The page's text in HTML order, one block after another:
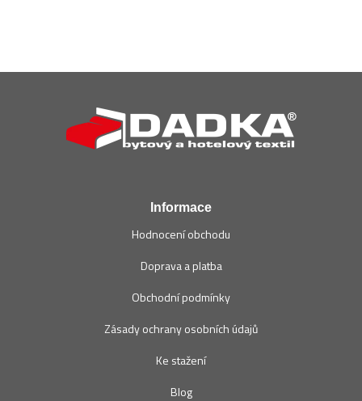
Informace
Hodnocení obchodu
Doprava a platba
Obchodní podmínky
Zásady ochrany osobních údajů
Ke stažení
Blog